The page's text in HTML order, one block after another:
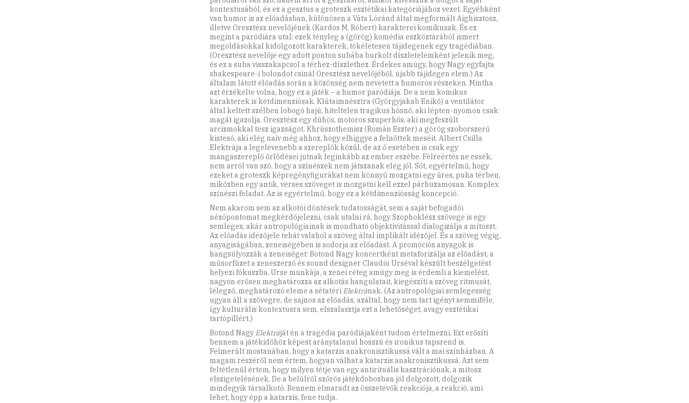
kontextusából, és ez a gesztus a groteszk esztétikai kategóriájához vezet. Egyébként
van humor is az előadásban, különösen a Váta Lóránd által megformált Aighisztosz,
illetve Oresztész nevelőjének (Kardos M. Róbert) karakterei komikusak. És ez
megint a paródiára utal: ezek tényleg a (görög) komédia eszköztárából ismert
megoldásokkal kidolgozott karakterek, tökéletesen tájidegenek egy tragédiában.
(Oresztész nevelője egy adott ponton subába burkolt díszletelemként jelenik meg,
és ez a suba visszakapcsol a térhez-díszlethez. Érdekes amúgy, hogy Nagy egyfajta
shakespeare-i bolondot csinál Oresztész nevelőjéből, újabb tájidegen elem.) Az
általam látott előadás során a közönség nem nevetett a humoros részeken. Mintha
azt érzékelte volna, hogy ez a játék – a humor paródiája. De a nem komikus
karakterek is kétdimenziósak. Klütaimnésztra (Györgyjakab Enikő) a ventilátor
által keltett szélben lobogó hajú, hiteltelen tragikus hősnő, aki lépten-nyomon csak
magát igazolja. Oresztész egy dühös, motoros szuperhős, aki megfeszült
arcizmokkal tesz igazságot. Khrüszo­themisz (Román Eszter) a görög szoborszerű
kistesó, aki elég naiv még ahhoz, hogy elhiggye a felnőttek meséit. Albert Csilla
Elektrája a legelevenebb a szereplők közül, de az ő esetében is csak egy
mangaszereplő őrlődései jutnak leginkább az ember eszébe. Félreértés ne essék,
nem arról van szó, hogy a színészek nem játszanak elég jól. Sőt, egyértelmű, hogy
ezeket a groteszk képregényfigurákat nem könnyű mozgatni egy üres, puha térben,
miközben egy antik, verses szöveget is mozgatni kell ezzel párhuzamosan. Komplex
színészi feladat. Az is egyértelmű, hogy ez a kétdimenziósság koncepció.
Nem akarom sem az alkotói döntések tudatosságát, sem a saját befogadói
nézőpontomat megkérdőjelezni, csak utalni rá, hogy Szophoklész szövege is egy
semleges, akár antropológiainak is mondható objektivitással dialogizálja a mítoszt.
Az előadás idézőjele tehát valahol a szöveg által implikált idézőjel. És a szöveg végig,
anyagiságában, zeneiségében is sodorja az előadást. A promóciós anyagok is
hangsúlyozzák a zeneiséget: Botond Nagy koncertként metaforizálja az előadást, a
műsorfüzet a zeneszerző és sound designer Claudiu Urséval készült beszélgetést
helyezi fókuszba. Urse munkája, a zenei réteg amúgy meg is érdemli a kiemelést,
nagyon erősen meghatározza az alkotás hangulatait, kiegészíti a szöveg ritmusát,
lélegző, meghatározó eleme a sétatéri Elektrának. (Az antropológiai semlegesség
ugyan áll a szövegre, de sajnos az előadás, azáltal, hogy nem tart igényt semmiféle,
így kulturális kontextusra sem, elszalasztja ezt a lehetőséget, avagy esztétikai
tartópillért.)
Botond Nagy Elektráját én a tragédia paródiájaként tudom értelmezni. Ezt erősíti
bennem a játékidőhöz képest aránytalanul hosszú és ironikus tapsrend is.
Felmerült mostanában, hogy a katarzis anakronisztikussá vált a mai színházban. A
magam részéről nem értem, hogyan válhat a katarzis anakronisztikussá. Azt sem
feltétlenül értem, hogy milyen tétje van egy antirituális kasztrációnak, a mítosz
elszigetelésének. De a belülről szőrös játékdobozban jól dolgozott, dolgozik
mindegyik társalkotó. Bennem elmaradt az összetevők reakciója, a reakció, ami
lehet, hogy épp a katarzis, fene tudja.